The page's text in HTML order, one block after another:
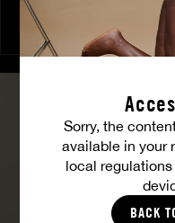
Sorry, the
available in your
local
BACK
Le Club des Affranchis –
COCO